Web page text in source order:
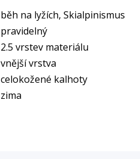
běh na lyžích, Skialpinismus
pravidelný
2.5 vrstev materiálu
vnější vrstva
celokožené kalhoty
zima